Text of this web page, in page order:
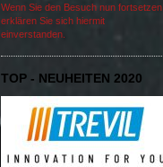
Wenn Sie den Besuch nun fortsetzen,
erklären Sie sich hiermit
einverstanden.
TOP - NEUHEITEN 2020